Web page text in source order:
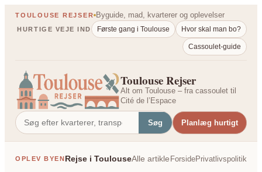
Spring
TOULOUSE REJSER Byguide, mad, kvarterer og oplevelser
HURTIGE VEJE IND Første gang i Toulouse Hvor skal man bo?
Cassoulet-guide
Toulouse Rejser
Alt om Toulouse – fra cassoulet til
Cité de l’Espace
Søg Planlæg hurtigt
OPLEV BYENRejse i ToulouseAlle artiklerPÅ TVÆRS AF
ForsidePrivatlivspolitik